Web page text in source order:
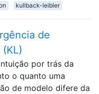
kullback-leibler
de
por trás da
o quanto uma
de modelo difere da